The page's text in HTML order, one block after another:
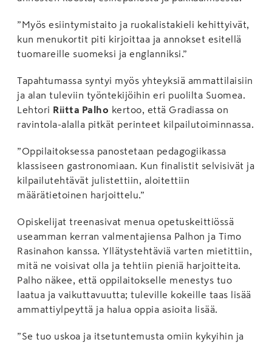
”Myös esiintymistaito ja ruokalistakieli kehittyivät,
kun menukortit piti kirjoittaa ja annokset esitellä
tuomareille suomeksi ja englanniksi.”
Tapahtumassa syntyi myös yhteyksiä ammattilaisiin
ja alan tuleviin työntekijöihin eri puolilta Suomea.
Lehtori Riitta Palho kertoo, että Gradiassa on
ravintola-alalla pitkät perinteet kilpailutoiminnassa.
”Oppilaitoksessa panostetaan pedagogiikassa
klassiseen gastronomiaan. Kun finalistit selvisivät ja
kilpailutehtävät julistettiin, aloitettiin
määrätietoinen harjoittelu.”
Opiskelijat treenasivat menua opetuskeittiössä
useamman kerran valmentajiensa Palhon ja Timo
Rasinahon kanssa. Yllätystehtäviä varten mietittiin,
mitä ne voisivat olla ja tehtiin pieniä harjoitteita.
Palho näkee, että oppilaitokselle menestys tuo
laatua ja vaikuttavuutta; tuleville kokeille taas lisää
ammattiylpeyttä ja halua oppia asioita lisää.
”Se tuo uskoa ja itsetuntemusta omiin kykyihin ja